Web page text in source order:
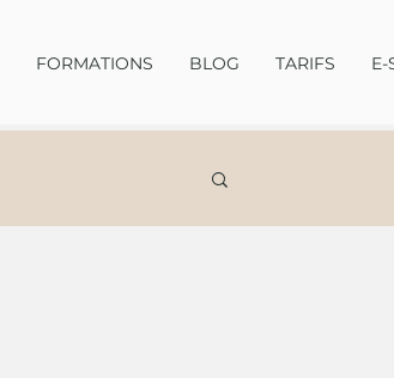
FORMATIONS BLOG TARIFS E-